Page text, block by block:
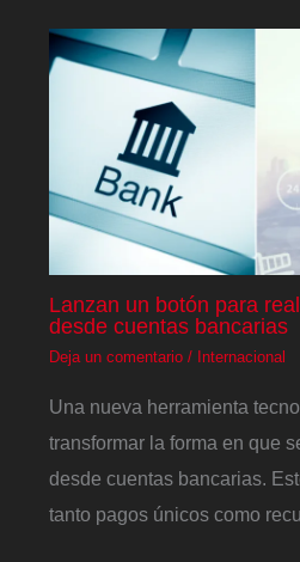
Lanzan un botón para
desde cuentas bancarias
Deja un comentario / Internacional
Una nueva herramienta
transformar la forma en que
desde cuentas bancarias.
tanto pagos únicos como